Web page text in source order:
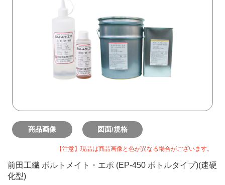
商品画像 図面/規格
【注意】現品は商品画像と色が異なる場合がございます。
前田工繊 ボルトメイト・エポ (EP-450 ボトルタイプ)(速硬
化型)